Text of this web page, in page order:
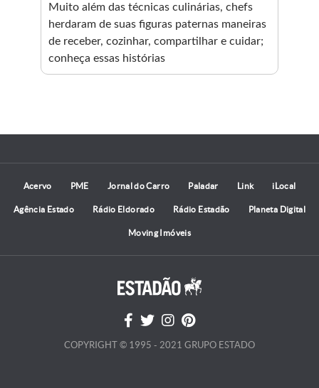
Muito além das técnicas culinárias, chefs
herdaram de suas figuras paternas maneiras
de receber, cozinhar, compartilhar e cuidar;
conheça essas histórias
Acervo PME Jornal do Carro Paladar Link iLocal
Agência Estado Rádio Eldorado Rádio Estadão Planeta Digital
Moving Imóveis
COPYRIGHT © 1995 - 2021 GRUPO ESTADO